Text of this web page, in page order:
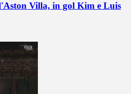
Villa, in gol Kim e Luis